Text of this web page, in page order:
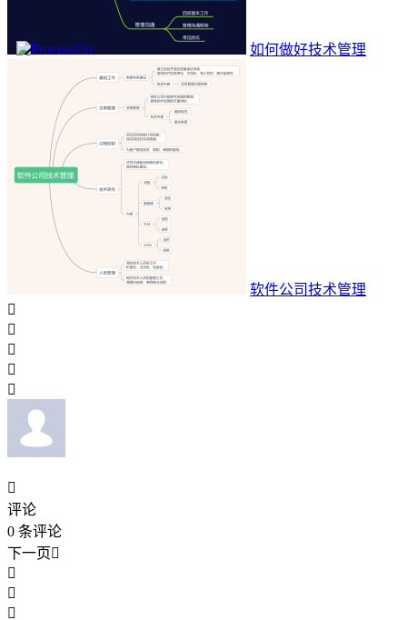
如何做好技术管理
软件公司技术管理






评论
0 条评论
下一页


